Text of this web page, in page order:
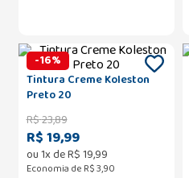
-16%
Tintura Creme Koleston
Preto 20
R$23,89
R$ 19,99
ou1x deR$19,99
Economia de R$ 3,90